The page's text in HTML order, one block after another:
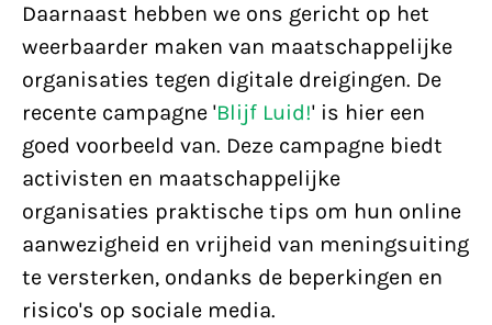
Daarnaast hebben we ons gericht op het
weerbaarder maken van maatschappelijke
organisaties tegen digitale dreigingen. De
recente campagne 'Blijf Luid!' is hier een
goed voorbeeld van. Deze campagne biedt
activisten en maatschappelijke
organisaties praktische tips om hun online
aanwezigheid en vrijheid van meningsuiting
te versterken, ondanks de beperkingen en
risico's op sociale media.